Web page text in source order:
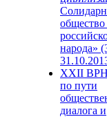
народа»
XXII
по пути
диалога и